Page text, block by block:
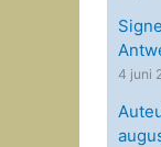
4 juni